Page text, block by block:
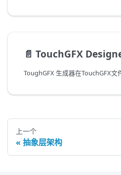
📄️ TouchGFX
上一个
抽象层架构